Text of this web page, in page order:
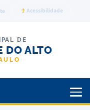
Acessibilidade
DE
DO ALTO